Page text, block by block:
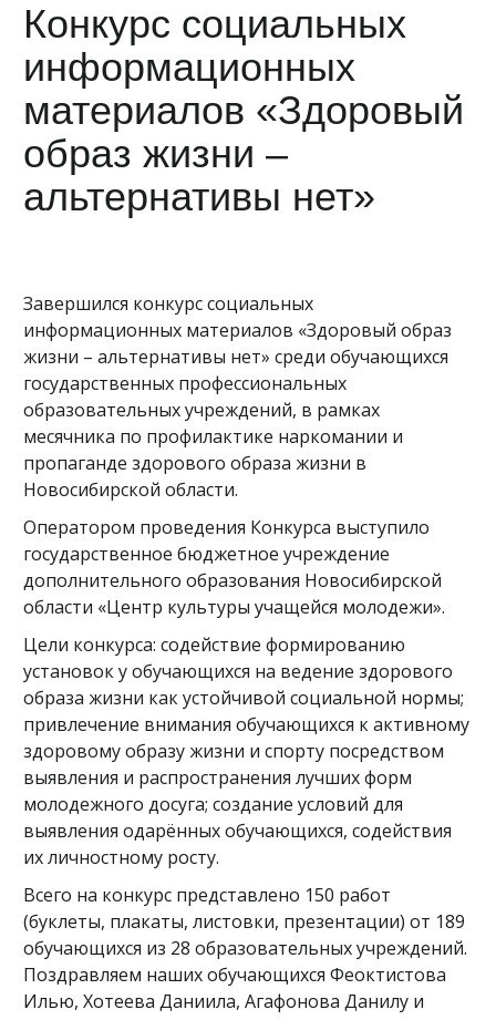
Конкурс социальных
информационных
материалов «Здоровый
образ жизни –
альтернативы нет»
Завершился конкурс социальных
информационных материалов «Здоровый образ
жизни – альтернативы нет» среди обучающихся
государственных профессиональных
образовательных учреждений, в рамках
месячника по профилактике наркомании и
пропаганде здорового образа жизни в
Новосибирской области.
Оператором проведения Конкурса выступило
государственное бюджетное учреждение
дополнительного образования Новосибирской
области «Центр культуры учащейся молодежи».
Цели конкурса: содействие формированию
установок у обучающихся на ведение здорового
образа жизни как устойчивой социальной нормы;
привлечение внимания обучающихся к активному
здоровому образу жизни и спорту посредством
выявления и распространения лучших форм
молодежного досуга; создание условий для
выявления одарённых обучающихся, содействия
их личностному росту.
Всего на конкурс представлено 150 работ
(буклеты, плакаты, листовки, презентации) от 189
обучающихся из 28 образовательных учреждений.
Поздравляем наших обучающихся Феоктистова
Илью, Хотеева Даниила, Агафонова Данилу и